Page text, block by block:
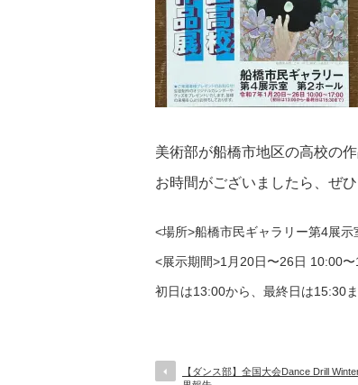
美術部が船橋市地区の高校の
お時間がございましたら、ぜひ
<場所>船橋市民ギャラリー第4展示
<展示期間>1月20日〜26日 10:00
初日は13:00から、最終日は15:30
【ダンス部】全国大会Dance Drill